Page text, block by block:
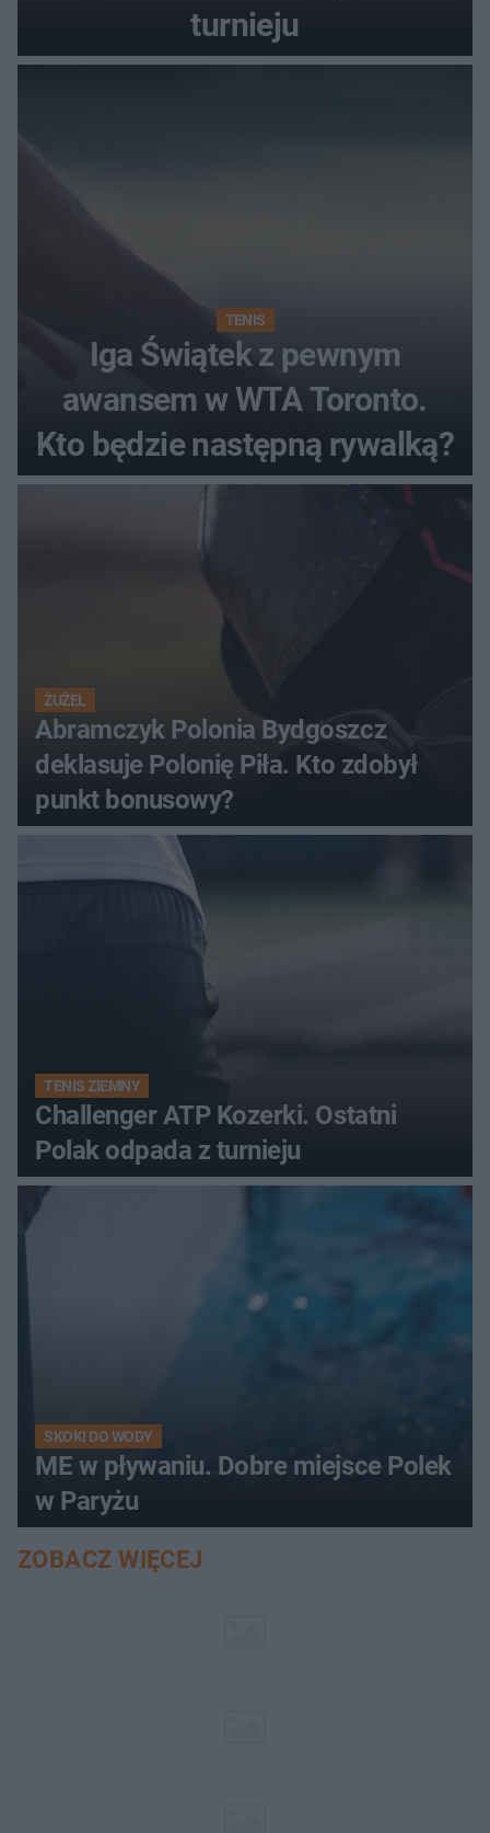
turnieju
TENIS
Iga Świątek z pewnym
awansem w WTA Toronto.
Kto będzie następną rywalką?
ŻUŻEL
Abramczyk Polonia Bydgoszcz
deklasuje Polonię Piła. Kto zdobył
punkt bonusowy?
TENIS ZIEMNY
Challenger ATP Kozerki. Ostatni
Polak odpada z turnieju
SKOKI DO WODY
ME w pływaniu. Dobre miejsce Polek
w Paryżu
ZOBACZ WIĘCEJ